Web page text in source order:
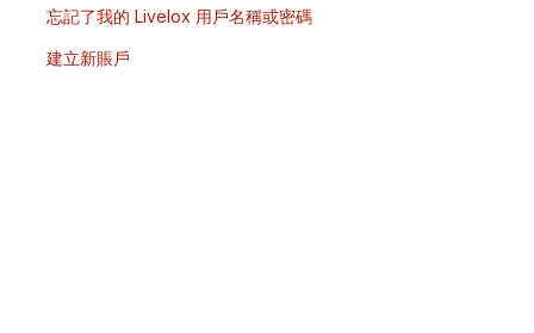
忘記了我的 Livelox 用戶名稱或密碼
建立新賬戶